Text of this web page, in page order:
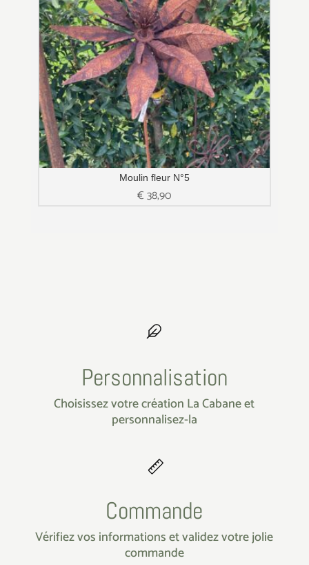
Moulin fleur N°5
€38,90
Personnalisation
Choisissez votre création La Cabane et
personnalisez-la
Commande
Vérifiez vos informations et validez votre jolie
commande